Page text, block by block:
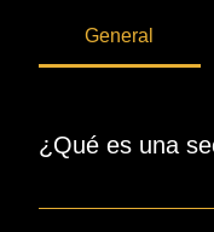
General
¿Qué es una
Se puede utilizar